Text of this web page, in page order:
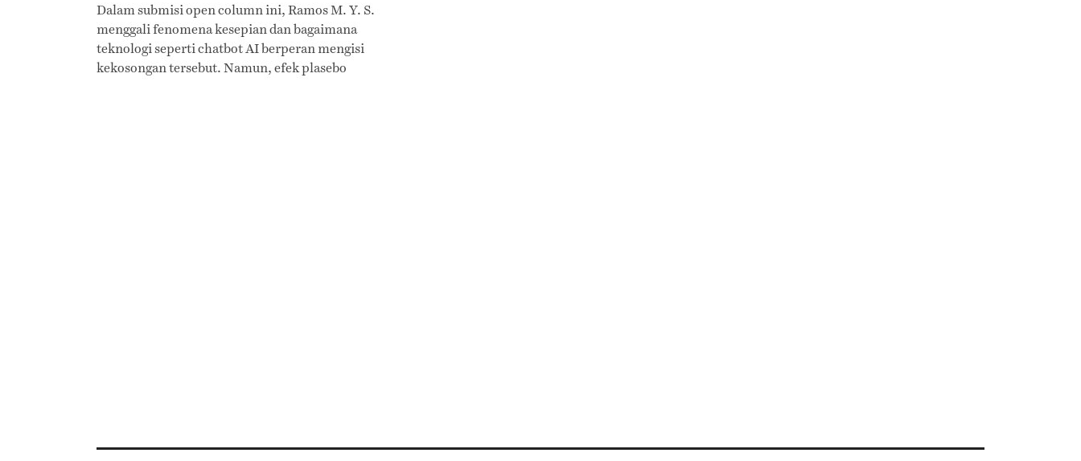
Dalam submisi open column ini, Ramos M. Y. S.
menggali fenomena kesepian dan bagaimana
teknologi seperti chatbot AI berperan mengisi
kekosongan tersebut. Namun, efek plasebo